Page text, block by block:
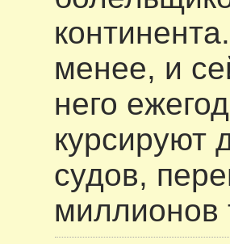
менее, и
него
курсируют
судов,
миллионов